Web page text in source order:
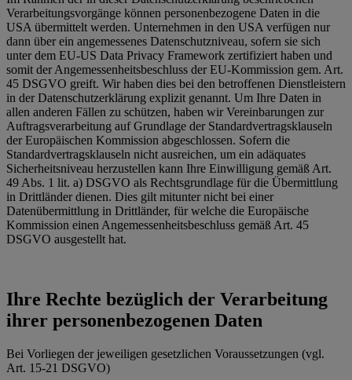
Verarbeitungsvorgänge können personenbezogene Daten in die
USA übermittelt werden. Unternehmen in den USA verfügen nur
dann über ein angemessenes Datenschutzniveau, sofern sie sich
unter dem EU-US Data Privacy Framework zertifiziert haben und
somit der Angemessenheitsbeschluss der EU-Kommission gem. Art.
45 DSGVO greift. Wir haben dies bei den betroffenen Dienstleistern
in der Datenschutzerklärung explizit genannt. Um Ihre Daten in
allen anderen Fällen zu schützen, haben wir Vereinbarungen zur
Auftragsverarbeitung auf Grundlage der Standardvertragsklauseln
der Europäischen Kommission abgeschlossen. Sofern die
Standardvertragsklauseln nicht ausreichen, um ein adäquates
Sicherheitsniveau herzustellen kann Ihre Einwilligung gemäß Art.
49 Abs. 1 lit. a) DSGVO als Rechtsgrundlage für die Übermittlung
in Drittländer dienen. Dies gilt mitunter nicht bei einer
Datenübermittlung in Drittländer, für welche die Europäische
Kommission einen Angemessenheitsbeschluss gemäß Art. 45
DSGVO ausgestellt hat.
Ihre Rechte bezüglich der Verarbeitung
ihrer personenbezogenen Daten
Bei Vorliegen der jeweiligen gesetzlichen Voraussetzungen (vgl.
Art. 15-21 DSGVO)